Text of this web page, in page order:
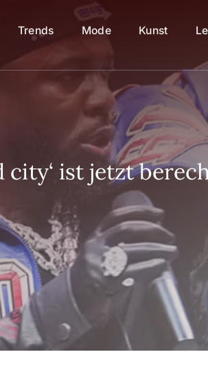
Trends Mode Kunst
city‘ ist jetzt